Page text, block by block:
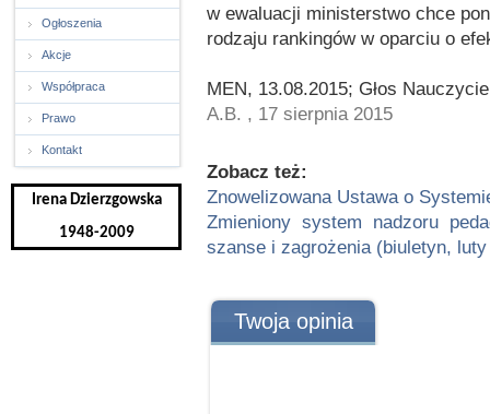
Ogłoszenia
Akcje
Współpraca
Prawo
Kontakt
Irena Dzierzgowska
1948-2009
w ewaluacji ministerstwo chce
rodzaju rankingów w oparciu o
MEN, 13.08.2015; Głos
A.B. , 17 sierpnia 2015
Zobacz też:
Znowelizowana Ustawa o
Zmieniony system nadzoru
szanse i zagrożenia (biuletyn,
Twoja opinia